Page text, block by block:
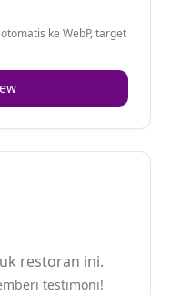
otomatis ke WebP, target
restoran ini.
testimoni!